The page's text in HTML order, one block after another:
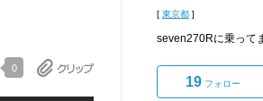
0
[ 東京都 ]
seven270Rに乗って
19 フォロー